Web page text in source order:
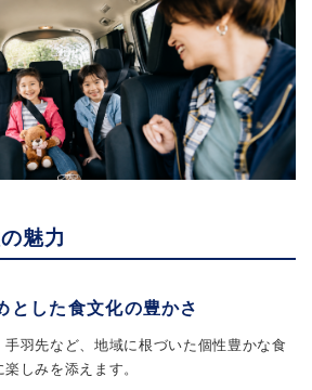
魅力
とした食文化の豊かさ
羽先など、地域に根づいた個性豊かな食
しみを添えます。